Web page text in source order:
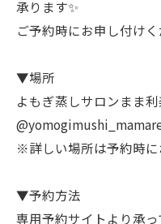
承ります✨
ご予約時にお申し付けく
▼場所
よもぎ蒸しサロンまま
※詳しい場所は予約時
▼予約方法
専用予約サイトより承